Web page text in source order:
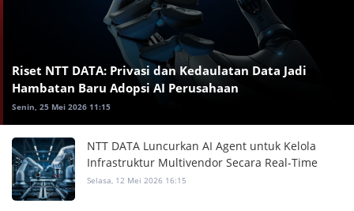
Riset NTT DATA: Privasi dan Kedaulatan Data Jadi
Hambatan Baru Adopsi AI Perusahaan
Senin, 25 Mei 2026 11:15
NTT DATA Luncurkan AI Agent untuk Kelola
Infrastruktur Multivendor Secara Real-Time
Selasa, 12 Mei 2026 16:15